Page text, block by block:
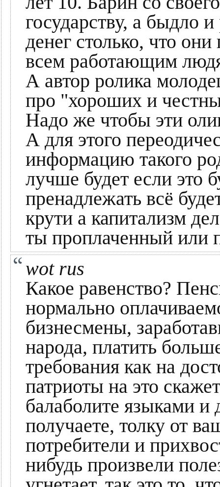
государству, а быдло
денег столько, что
всем работающим
А автор ролика
про "хороших и
Надо же чтобы эти
А для этого
информацию такого
лучше будет если это
пренадлежать всё
крути а капитализм
ты проплаченный или
wot rus
Какое равенство?
нормально
бизнесмены,
народа, платить
требования как на
патриоты на это
балаболите языками и
получаете, толку от
потребители и
нибудь произвели